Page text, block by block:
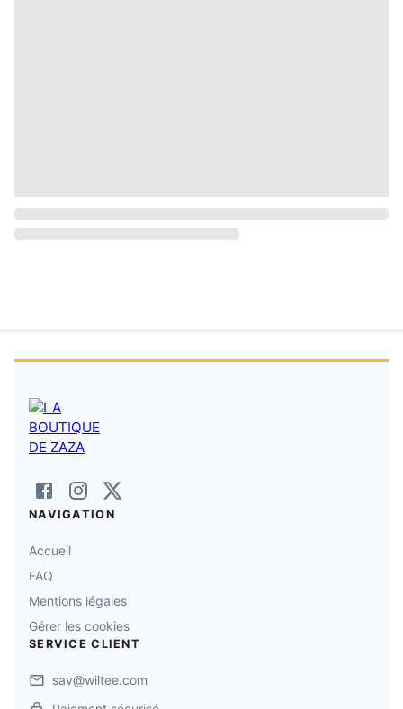
NAVIGATION
Accueil
FAQ
Mentions légales
Gérer les cookies
SERVICE CLIENT
sav@wiltee.com